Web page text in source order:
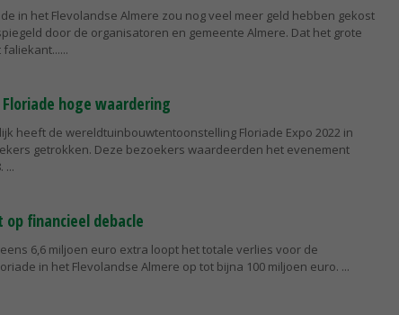
in het Flevolandse Almere zou nog veel meer geld hebben gekost
door de organisatoren en gemeente Almere. Dat het grote
hoge waardering
heeft de wereldtuinbouwtentoonstelling Floriade Expo 2022 in
getrokken. Deze bezoekers waardeerden het evenement
financieel debacle
6,6 miljoen euro extra loopt het totale verlies voor de
in het Flevolandse Almere op tot bijna 100 miljoen euro.